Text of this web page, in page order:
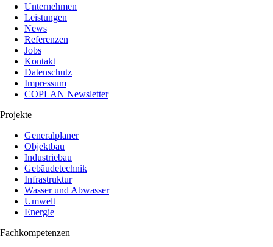
Unternehmen
Leistungen
News
Referenzen
Jobs
Kontakt
Datenschutz
Impressum
COPLAN Newsletter
Projekte
Generalplaner
Objektbau
Industriebau
Gebäudetechnik
Infrastruktur
Wasser und Abwasser
Umwelt
Energie
Fachkompetenzen